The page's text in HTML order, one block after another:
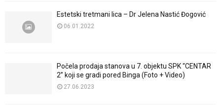
Estetski tretmani lica – Dr Jelena Nastić Đogović
06.01.2022
Počela prodaja stanova u 7. objektu SPK “CENTAR
2” koji se gradi pored Binga (Foto + Video)
27.06.2023